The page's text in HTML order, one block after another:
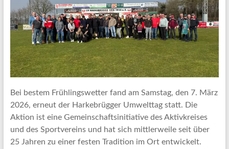
Bei bestem Frühlingswetter fand am Samstag, den 7. März
2026, erneut der Harkebrügger Umwelttag statt. Die
Aktion ist eine Gemeinschaftsinitiative des Aktivkreises
und des Sportvereins und hat sich mittlerweile seit über
25 Jahren zu einer festen Tradition im Ort entwickelt.